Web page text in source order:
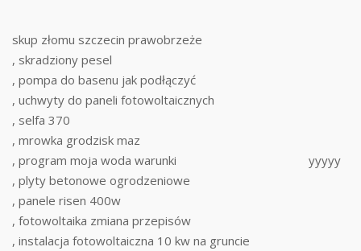
skup złomu szczecin prawobrzeże
, skradziony pesel
, pompa do basenu jak podłączyć
, uchwyty do paneli fotowoltaicznych
, selfa 370
, mrowka grodzisk maz
, program moja woda warunki
, plyty betonowe ogrodzeniowe
, panele risen 400w
, fotowoltaika zmiana przepisów
, instalacja fotowoltaiczna 10 kw na gruncie
yyyyy